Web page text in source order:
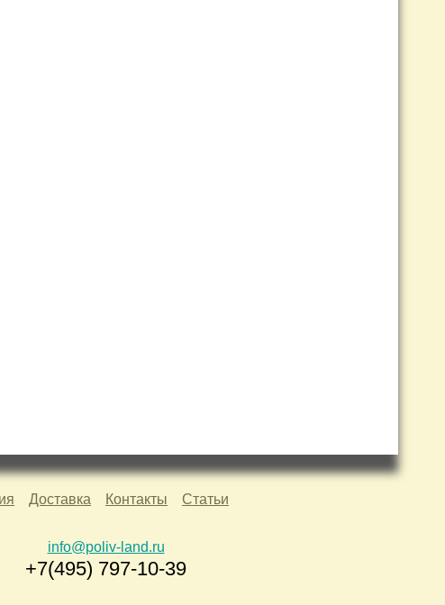
Доставка Контакты Статьи
info@poliv-land.ru
+7(495) 797-10-39